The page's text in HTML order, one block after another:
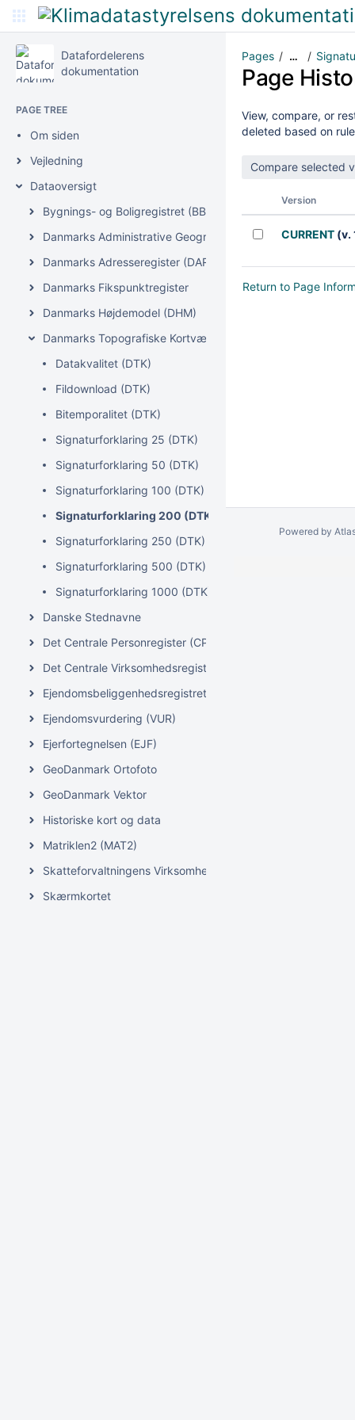
Datafordelerens
dokumentation
PAGE TREE
Om siden
Vejledning
Dataoversigt
Bygnings- og Boligregistret (BBR)
Danmarks Administrative Geografiske Inddeling (DAGI)
Danmarks Adresseregister (DAR)
Danmarks Fikspunktregister
Danmarks Højdemodel (DHM)
Danmarks Topografiske Kortværk (DTK)
Datakvalitet (DTK)
Fildownload (DTK)
Bitemporalitet (DTK)
Signaturforklaring 25 (DTK)
Signaturforklaring 50 (DTK)
Signaturforklaring 100 (DTK)
Signaturforklaring 200 (DTK)
Signaturforklaring 250 (DTK)
Signaturforklaring 500 (DTK)
Signaturforklaring 1000 (DTK)
Danske Stednavne
Det Centrale Personregister (CPR)
Det Centrale Virksomhedsregister (CVR)
Ejendomsbeliggenhedsregistret (EBR)
Ejendomsvurdering (VUR)
Ejerfortegnelsen (EJF)
GeoDanmark Ortofoto
GeoDanmark Vektor
Historiske kort og data
Matriklen2 (MAT2)
Skatteforvaltningens Virksomhedsregister (SVR)
Skærmkortet
Pages …
Page
View, compare, or
deleted based on
Version
CURRENT (v.
Return to Page
Powered by